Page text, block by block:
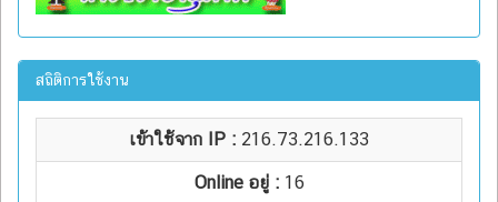
สถิติการใช้งาน
เข้าใช้จาก IP : 216.73.216.133
Online อยู่ : 16